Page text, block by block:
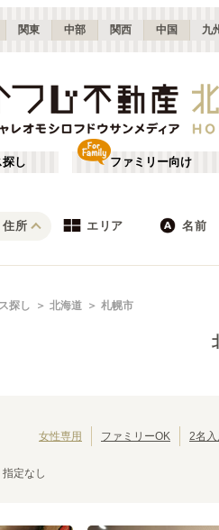
関東 中部 関西 中国 九
探し ファミリー向け
住所 エリア 名前
か行
探し 北海道 札幌市
女性専用 ファミリーOK 2名入
指定なし